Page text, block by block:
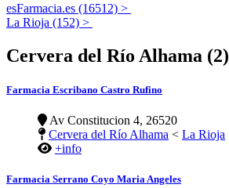
esFarmacia.es (16512) >
La Rioja (152) >
Cervera del Río Alhama (2)
Farmacia Escribano Castro Rufino
Av Constitucion 4, 26520
Cervera del Río Alhama < La Rioja
+info
Farmacia Serrano Coyo Maria Angeles